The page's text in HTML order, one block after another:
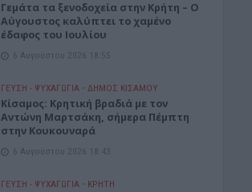
Γεμάτα τα ξενοδοχεία στην Κρήτη – Ο
Αύγουστος καλύπτει το χαμένο
έδαφος του Ιουλίου
6 Αυγούστου 2026 18:55
ΓΕΎΣΗ - ΨΥΧΑΓΩΓΊΑ • ΔΉΜΟΣ ΚΙΣΆΜΟΥ
Kίσαμος: Κρητική βραδιά με τον
Αντώνη Μαρτσάκη, σήμερα Πέμπτη
στην Κουκουναρά
6 Αυγούστου 2026 18:43
ΓΕΎΣΗ - ΨΥΧΑΓΩΓΊΑ • ΚΡΗΤΗ